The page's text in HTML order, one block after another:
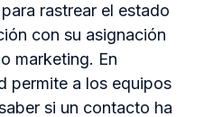
rastrear el estado
con su asignación
marketing. En
permite a los equipos
si un contacto ha